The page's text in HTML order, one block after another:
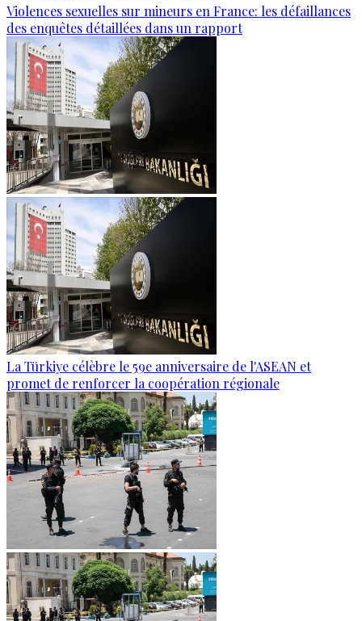
Violences sexuelles sur mineurs en France: les défaillances
des enquêtes détaillées dans un rapport
La Türkiye célèbre le 59e anniversaire de l'ASEAN et
promet de renforcer la coopération régionale